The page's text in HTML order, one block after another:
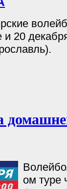
20
ом туре